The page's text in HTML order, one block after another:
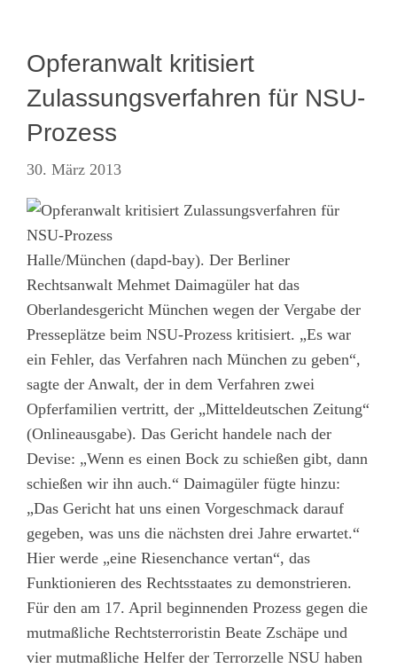
Opferanwalt kritisiert
Zulassungsverfahren für NSU-
Prozess
30. März 2013
Halle/München (dapd-bay). Der Berliner
Rechtsanwalt Mehmet Daimagüler hat das
Oberlandesgericht München wegen der Vergabe der
Presseplätze beim NSU-Prozess kritisiert. „Es war
ein Fehler, das Verfahren nach München zu geben“,
sagte der Anwalt, der in dem Verfahren zwei
Opferfamilien vertritt, der „Mitteldeutschen Zeitung“
(Onlineausgabe). Das Gericht handele nach der
Devise: „Wenn es einen Bock zu schießen gibt, dann
schießen wir ihn auch.“ Daimagüler fügte hinzu:
„Das Gericht hat uns einen Vorgeschmack darauf
gegeben, was uns die nächsten drei Jahre erwartet.“
Hier werde „eine Riesenchance vertan“, das
Funktionieren des Rechtsstaates zu demonstrieren.
Für den am 17. April beginnenden Prozess gegen die
mutmaßliche Rechtsterroristin Beate Zschäpe und
vier mutmaßliche Helfer der Terrorzelle NSU haben